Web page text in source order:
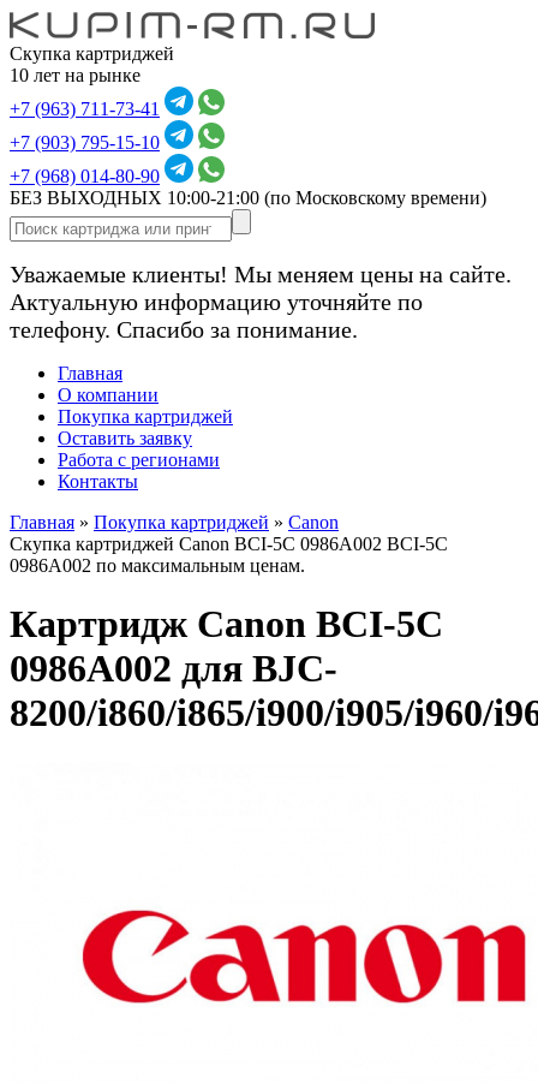
Скупка картриджей
10 лет на рынке
+7 (963) 711-73-41
+7 (903) 795-15-10
+7 (968) 014-80-90
БЕЗ ВЫХОДНЫХ 10:00-21:00 (по Московскому времени)
Уважаемые клиенты! Мы меняем цены на сайте.
Актуальную информацию уточняйте по
телефону. Спасибо за понимание.
Главная
О компании
Покупка картриджей
Оставить заявку
Работа с регионами
Контакты
Главная » Покупка картриджей » Canon
Скупка картриджей Canon BCI-5C 0986A002 BCI-5C
0986A002 по максимальным ценам.
Картридж Canon BCI-5C
0986A002 для BJC-
8200/i860/i865/i900/i905/i960/